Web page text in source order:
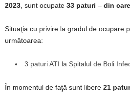
2023 , sunt ocupate 33 paturi – din
Situaţia cu privire la gradul de ocupare
următoarea:
3 paturi ATI la Spitalul de Boli
În momentul de faţă sunt libere 21